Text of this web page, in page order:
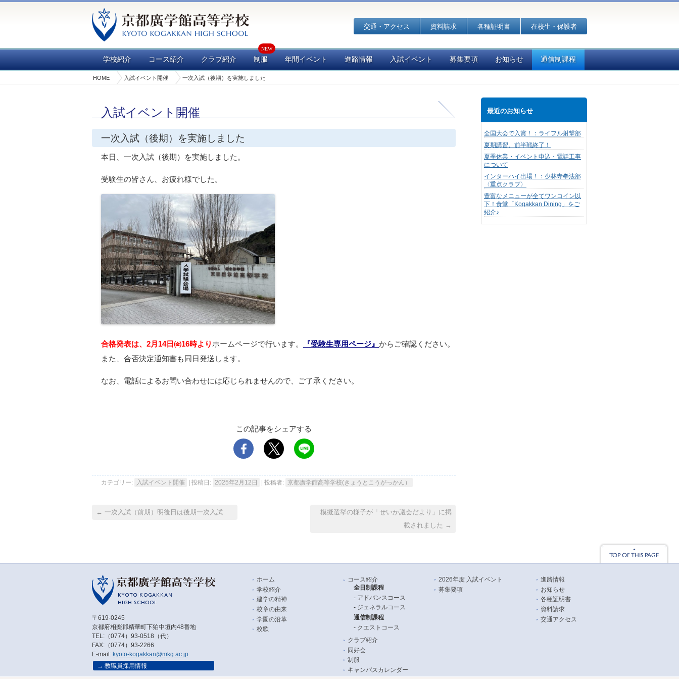
学校紹介 コース紹介 クラブ紹介 制服 年間イベント 進路情報 入試イベント 募集要項 お知らせ 通信制課程
交通・アクセス 資料請求 各種証明書 在校生・保護者
HOME 入試イベント開催 一次入試（後期）を実施しました
入試イベント開催
一次入試（後期）を実施しました
本日、一次入試（後期）を実施しました。
受験生の皆さん、お疲れ様でした。
合格発表は、2月14日㈮16時より ホームページで行います。 『受験生専用ページ』 からご確認ください。
また、合否決定通知書も同日発送します。
なお、電話によるお問い合わせには応じられませんので、ご了承ください。
この記事をシェアする
カテゴリー: 入試イベント開催 | 投稿日: 2025年2月12日 投稿者: 京都廣学館高等学校(きょうとこうがっかん）
← 一次入試（前期）明後日は後期一次入試
模擬選挙の様子が「せいか議会だより」に掲
載されました →
最近のお知らせ
全国大会で入賞！：ライフル射撃部
夏期講習、前半戦終了！
夏季休業・イベント申込・電話工事
について
インターハイ出場！：少林寺拳法部
〈重点クラブ〉
豊富なメニューが全てワンコイン以
下！食堂「Kogakkan Dining」をご
紹介♪
〒619-0245
京都府相楽郡精華町下狛中垣内48番地
TEL:（0774）93-0518（代）
FAX:（0774）93-2266
E-mail: kyoto-kogakkan@mkg.ac.jp
教職員採用情報
ホーム
学校紹介
建学の精神
校章の由来
学園の沿革
校歌
コース紹介
全日制課程
アドバンスコース
ジェネラルコース
通信制課程
クエストコース
クラブ紹介
同好会
制服
キャンパスカレンダー
2026年度 入試イベント
募集要項
進路情報
お知らせ
各種証明書
資料請求
交通アクセス